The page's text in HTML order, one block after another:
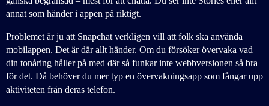
annat som händer i appen på riktigt.
Problemet är ju att Snapchat verkligen vill att folk ska använda
mobilappen. Det är där allt händer. Om du försöker övervaka vad
din tonåring håller på med där så funkar inte webbversionen så bra
för det. Då behöver du mer typ en övervakningsapp som fångar upp
aktiviteten från deras telefon.